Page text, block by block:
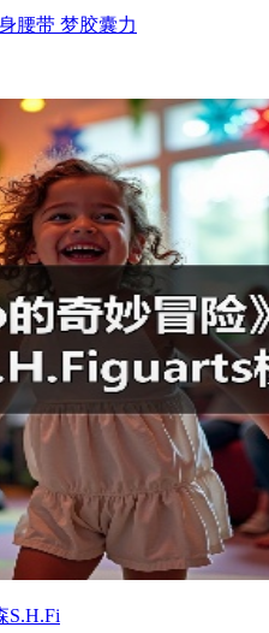
腰带 梦胶囊力
S.H.Fi